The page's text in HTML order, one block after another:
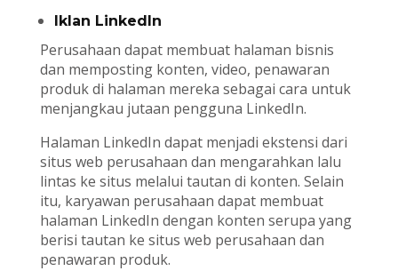
Iklan LinkedIn
Perusahaan dapat membuat halaman bisnis
dan memposting konten, video, penawaran
produk di halaman mereka sebagai cara untuk
menjangkau jutaan pengguna LinkedIn.
Halaman LinkedIn dapat menjadi ekstensi dari
situs web perusahaan dan mengarahkan lalu
lintas ke situs melalui tautan di konten. Selain
itu, karyawan perusahaan dapat membuat
halaman LinkedIn dengan konten serupa yang
berisi tautan ke situs web perusahaan dan
penawaran produk.